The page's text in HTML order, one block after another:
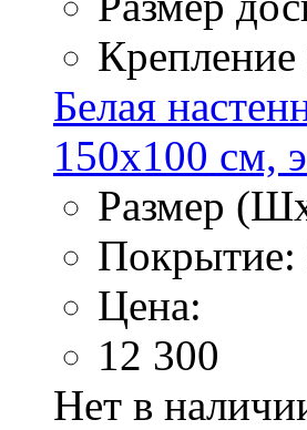
Крепление
Белая
150х100 см,
Размер
Покрытие:
Цена:
12 300
Нет в